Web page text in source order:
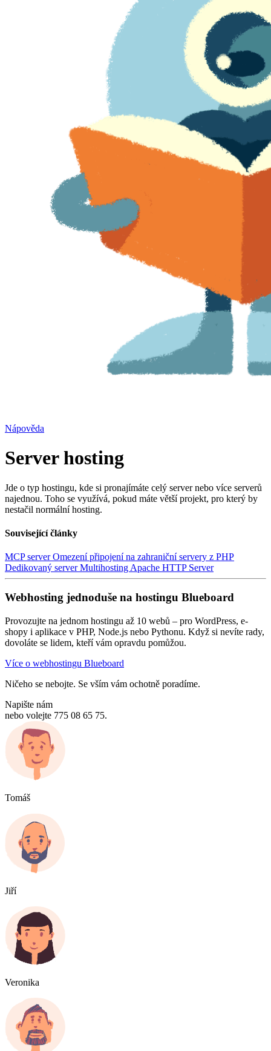
Nápověda
Server hosting
Jde o typ hostingu, kde si pronajímáte celý server nebo více serverů
najednou. Toho se využívá, pokud máte větší projekt, pro který by
nestačil normální hosting.
Související články
MCP serverOmezení připojení na zahraniční servery z PHP
Dedikovaný serverMultihostingApache HTTP Server
Webhosting jednoduše na hostingu Blueboard
Provozujte na jednom hostingu až 10 webů – pro WordPress, e-
shopy i aplikace v PHP, Node.js nebo Pythonu. Když si nevíte rady,
dovoláte se lidem, kteří vám opravdu pomůžou.
Více o webhostingu Blueboard
Ničeho se nebojte. Se vším vám ochotně poradíme.
Napište nám
nebo volejte 775 08 65 75.
Tomáš
Jiří
Veronika